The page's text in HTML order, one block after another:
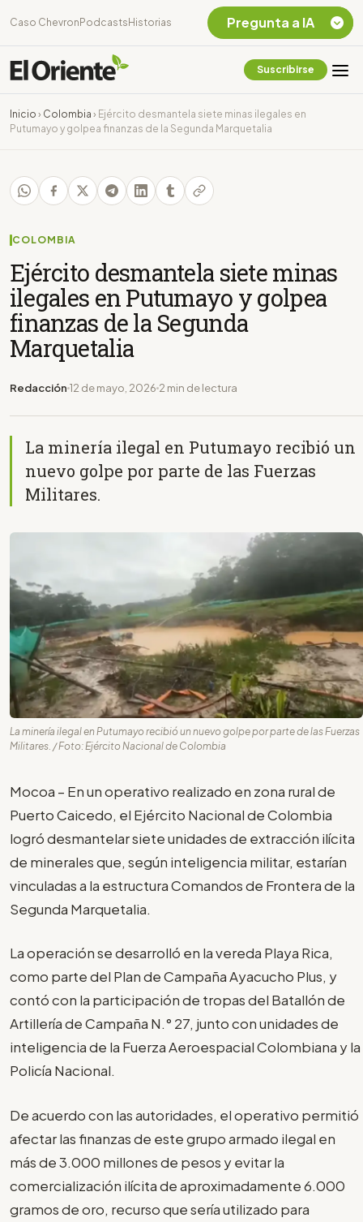
Caso Chevron Podcasts Historias
Suscribirse
Inicio › Colombia › Ejército desmantela siete minas ilegales en
Putumayo y golpea finanzas de la Segunda Marquetalia
COLOMBIA
Ejército desmantela siete minas
ilegales en Putumayo y golpea
finanzas de la Segunda
Marquetalia
Redacción 12 de mayo, 2026 2 min de lectura
La minería ilegal en Putumayo recibió un
nuevo golpe por parte de las Fuerzas
Militares.
La minería ilegal en Putumayo recibió un nuevo golpe por parte de las Fuerzas
Militares. / Foto: Ejército Nacional de Colombia
Mocoa – En un operativo realizado en zona rural de
Puerto Caicedo, el Ejército Nacional de Colombia
logró desmantelar siete unidades de extracción ilícita
de minerales que, según inteligencia militar, estarían
vinculadas a la estructura Comandos de Frontera de la
Segunda Marquetalia.
La operación se desarrolló en la vereda Playa Rica,
como parte del Plan de Campaña Ayacucho Plus, y
contó con la participación de tropas del Batallón de
Artillería de Campaña N.° 27, junto con unidades de
inteligencia de la Fuerza Aeroespacial Colombiana y la
Policía Nacional.
De acuerdo con las autoridades, el operativo permitió
afectar las finanzas de este grupo armado ilegal en
más de 3.000 millones de pesos y evitar la
comercialización ilícita de aproximadamente 6.000
gramos de oro, recurso que sería utilizado para
Pregunta a IA
Chevron Ecuador